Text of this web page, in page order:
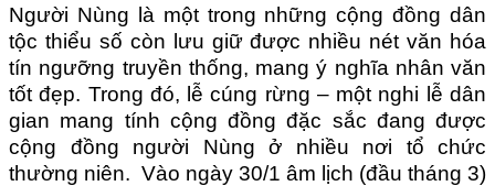
Người Nùng là một trong những cộng đồng dân
tộc thiểu số còn lưu giữ được nhiều nét văn hóa
tín ngưỡng truyền thống, mang ý nghĩa nhân văn
tốt đẹp. Trong đó, lễ cúng rừng – một nghi lễ dân
gian mang tính cộng đồng đặc sắc đang được
cộng đồng người Nùng ở nhiều nơi tổ chức
thường niên. Vào ngày 30/1 âm lịch (đầu tháng 3)